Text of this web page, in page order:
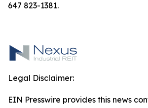
647 823-1381.
Legal Disclaimer:
EIN Presswire provides this news